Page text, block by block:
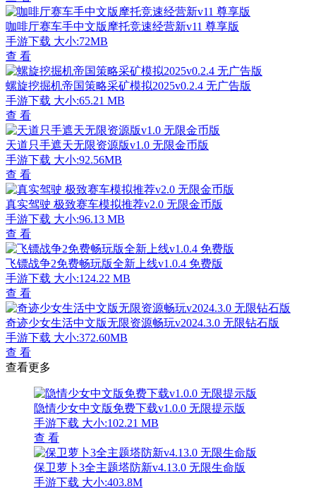
咖啡厅赛车手中文版摩托竞速经营新v11 尊享版
手游下载 大小:72MB
查 看
螺旋挖掘机帝国策略采矿模拟2025v0.2.4 无广告版
手游下载 大小:65.21 MB
查 看
天道只手遮天无限资源版v1.0 无限金币版
手游下载 大小:92.56MB
查 看
真实驾驶 极致赛车模拟推荐v2.0 无限金币版
手游下载 大小:96.13 MB
查 看
飞镖战争2免费畅玩版全新上线v1.0.4 免费版
手游下载 大小:124.22 MB
查 看
奇迹少女生活中文版无限资源畅玩v2024.3.0 无限钻石版
手游下载 大小:372.60MB
查 看
查看更多
隐情少女中文版免费下载v1.0.0 无限提示版
手游下载 大小:102.21 MB
查 看
保卫萝卜3全主题塔防新v4.13.0 无限生命版
手游下载 大小:403.8M